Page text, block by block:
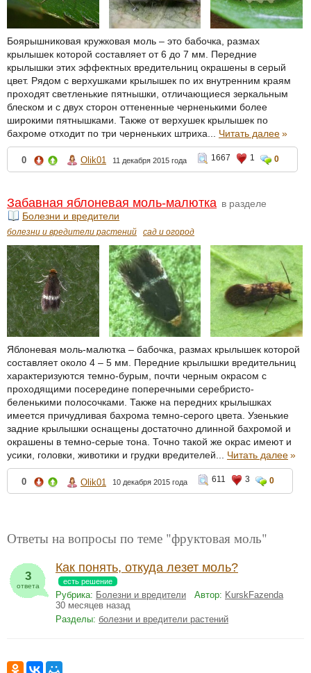
Боярышниковая кружковая моль – это бабочка, размах
крылышек которой составляет от 6 до 7 мм. Передние
крылышки этих эффектных вредительниц окрашены в серый
цвет. Рядом с верхушками крылышек по их внутренним краям
проходят светленькие пятнышки, отличающиеся зеркальным
блеском и с двух сторон оттененные черненькими более
широкими пятнышками. Также от верхушек крылышек по
бахроме отходит по три черненьких штриха... Читать далее»
0 Olik01 11 декабря 2015 года 1667 1 0
Забавная яблоневая моль-малютка в разделе
Болезни и вредители
болезни и вредители растений сад и огород
Яблоневая моль-малютка – бабочка, размах крылышек которой
составляет около 4 – 5 мм. Передние крылышки вредительниц
характеризуются темно-бурым, почти черным окрасом с
проходящими посередине поперечными серебристо-
беленькими полосочками. Также на передних крылышках
имеется причудливая бахрома темно-серого цвета. Узенькие
задние крылышки оснащены достаточно длинной бахромой и
окрашены в темно-серые тона. Точно такой же окрас имеют и
усики, головки, животики и грудки вредителей... Читать далее»
0 Olik01 10 декабря 2015 года 611 3 0
Ответы на вопросы по теме "фруктовая моль"
3
ответа
Как понять, откуда лезет моль?
есть решение
Рубрика: Болезни и вредители Автор: KurskFazenda
30 месяцев назад
Разделы: болезни и вредители растений